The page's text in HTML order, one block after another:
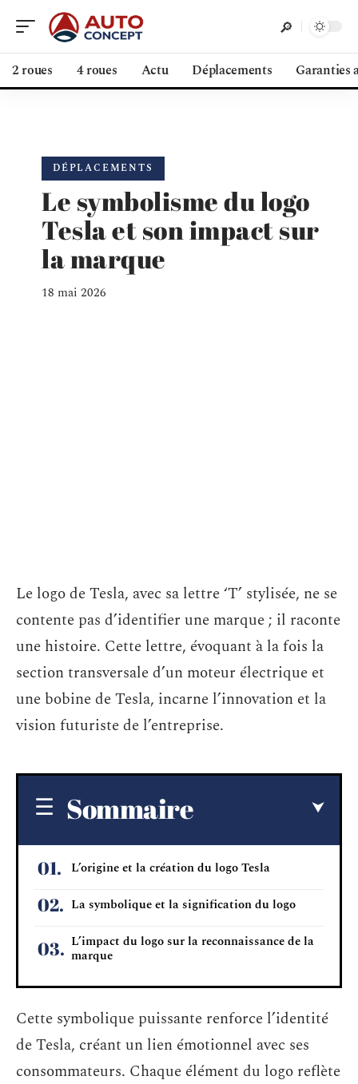
2 roues 4 roues Actu Déplacements Garanties
DÉPLACEMENTS
Le symbolisme du logo
Tesla et son impact sur
la marque
18 mai 2026
Le logo de Tesla, avec sa lettre ‘T’ stylisée, ne se
contente pas d’identifier une marque ; il raconte
une histoire. Cette lettre, évoquant à la fois la
section transversale d’un moteur électrique et
une bobine de Tesla, incarne l’innovation et la
vision futuriste de l’entreprise.
Sommaire
L’origine et la création du logo Tesla
La symbolique et la signification du logo
L’impact du logo sur la reconnaissance de la
marque
Cette symbolique puissante renforce l’identité
de Tesla, créant un lien émotionnel avec ses
consommateurs. Chaque élément du logo reflète